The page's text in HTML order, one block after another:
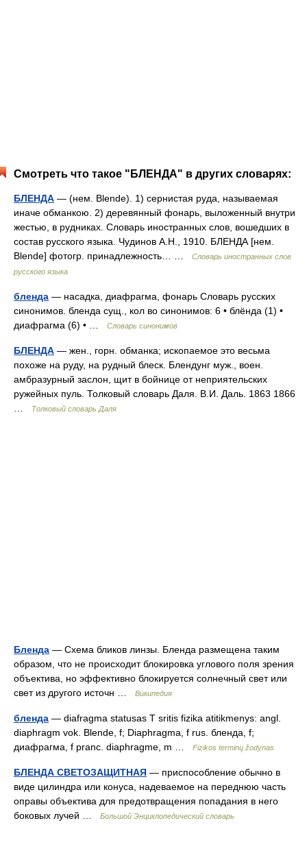
Смотреть что такое "БЛЕНДА" в других словарях:
БЛЕНДА — (нем. Blende). 1) сернистая руда, называемая
иначе обманкою. 2) деревянный фонарь, выложенный внутри
жестью, в рудниках. Словарь иностранных слов, вошедших в
состав русского языка. Чудинов А.Н., 1910. БЛЕНДА [нем.
Blende] фотогр. принадлежность… …
Словарь иностранных слов
русского языка
бленда — насадка, диафрагма, фонарь Словарь русских
синонимов. бленда сущ., кол во синонимов: 6 • блёнда (1) •
диафрагма (6) • …
Словарь синонимов
БЛЕНДА — жен., горн. обманка; ископаемое это весьма
похоже на руду, на рудный блеск. Блендунг муж., воен.
амбразурный заслон, щит в бойнице от неприятельских
ружейных пуль. Толковый словарь Даля. В.И. Даль. 1863 1866
Толковый словарь Даля
Бленда — Схема бликов линзы. Бленда размещена таким
образом, что не происходит блокировка углового поля зрения
объектива, но эффективно блокируется солнечный свет или
свет из другого источн …
Википедия
бленда — diafragma statusas T sritis fizika atitikmenys: angl.
diaphragm vok. Blende, f; Diaphragma, f rus. бленда, f;
диафрагма, f pranc. diaphragme, m …
Fizikos terminų žodynas
БЛЕНДА СВЕТОЗАЩИТНАЯ — приспособление обычно в
виде цилиндра или конуса, надеваемое на переднюю часть
оправы объектива для предотвращения попадания в него
боковых лучей …
Большой Энциклопедический словарь